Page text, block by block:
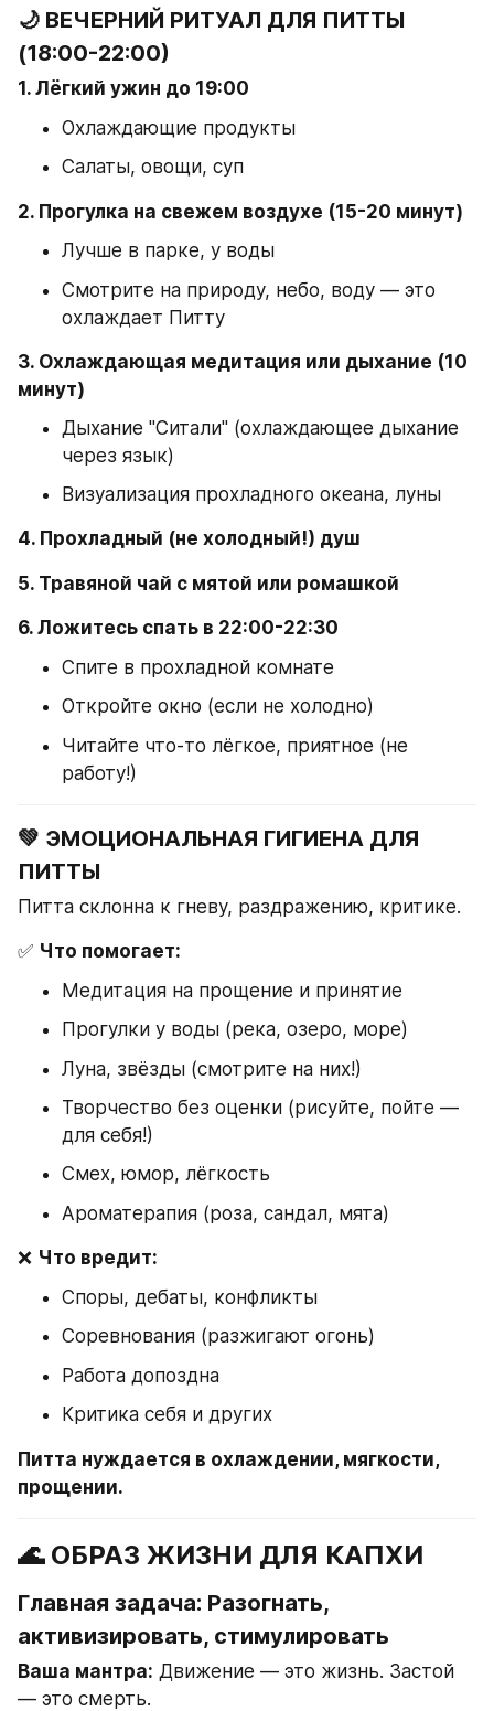
🌙 ВЕЧЕРНИЙ РИТУАЛ ДЛЯ ПИТТЫ
(18:00-22:00)
1. Лёгкий ужин до 19:00
Охлаждающие продукты
Салаты, овощи, суп
2. Прогулка на свежем воздухе (15-20 минут)
Лучше в парке, у воды
Смотрите на природу, небо, воду — это
охлаждает Питту
3. Охлаждающая медитация или дыхание (10
минут)
Дыхание "Ситали" (охлаждающее дыхание
через язык)
Визуализация прохладного океана, луны
4. Прохладный (не холодный!) душ
5. Травяной чай с мятой или ромашкой
6. Ложитесь спать в 22:00-22:30
Спите в прохладной комнате
Откройте окно (если не холодно)
Читайте что-то лёгкое, приятное (не
работу!)
💚 ЭМОЦИОНАЛЬНАЯ ГИГИЕНА ДЛЯ
ПИТТЫ
Питта склонна к гневу, раздражению, критике.
✅ Что помогает:
Медитация на прощение и принятие
Прогулки у воды (река, озеро, море)
Луна, звёзды (смотрите на них!)
Творчество без оценки (рисуйте, пойте —
для себя!)
Смех, юмор, лёгкость
Ароматерапия (роза, сандал, мята)
❌ Что вредит:
Споры, дебаты, конфликты
Соревнования (разжигают огонь)
Работа допоздна
Критика себя и других
Питта нуждается в охлаждении, мягкости,
прощении.
🌊 ОБРАЗ ЖИЗНИ ДЛЯ КАПХИ
Главная задача: Разогнать,
активизировать, стимулировать
Ваша мантра: Движение — это жизнь. Застой
— это смерть.